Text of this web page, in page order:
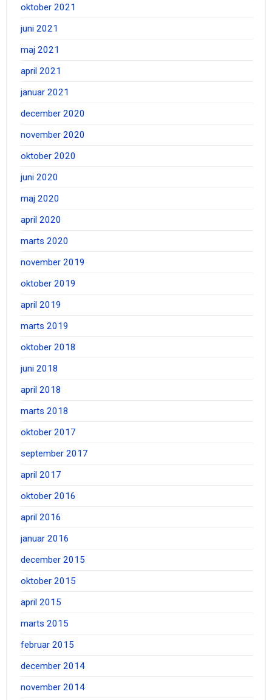
oktober 2021
juni 2021
maj 2021
april 2021
januar 2021
december 2020
november 2020
oktober 2020
juni 2020
maj 2020
april 2020
marts 2020
november 2019
oktober 2019
april 2019
marts 2019
oktober 2018
juni 2018
april 2018
marts 2018
oktober 2017
september 2017
april 2017
oktober 2016
april 2016
januar 2016
december 2015
oktober 2015
april 2015
marts 2015
februar 2015
december 2014
november 2014